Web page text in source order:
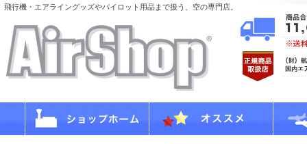
飛行機・エアライングッズやパイロット用品まで扱う、空の専門店。